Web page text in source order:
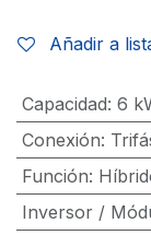
Añadir a
Capacidad: 6
Conexión:
Función:
Inversor /